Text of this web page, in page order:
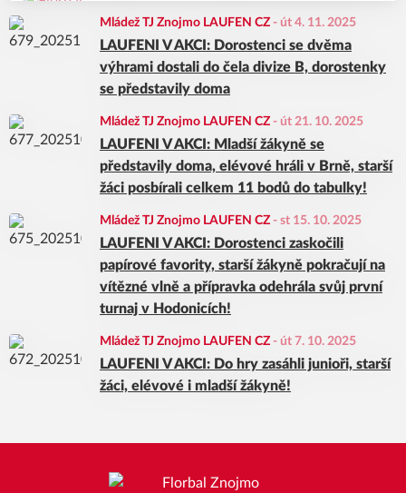
Mládež TJ Znojmo LAUFEN CZ - út 4. 11. 2025
LAUFENI V AKCI: Dorostenci se dvěma
výhrami dostali do čela divize B, dorostenky
se představily doma
Mládež TJ Znojmo LAUFEN CZ - út 21. 10. 2025
LAUFENI V AKCI: Mladší žákyně se
představily doma, elévové hráli v Brně, starší
žáci posbírali celkem 11 bodů do tabulky!
Mládež TJ Znojmo LAUFEN CZ - st 15. 10. 2025
LAUFENI V AKCI: Dorostenci zaskočili
papírové favority, starší žákyně pokračují na
vítězné vlně a přípravka odehrála svůj první
turnaj v Hodonicích!
Mládež TJ Znojmo LAUFEN CZ - út 7. 10. 2025
LAUFENI V AKCI: Do hry zasáhli junioři, starší
žáci, elévové i mladší žákyně!